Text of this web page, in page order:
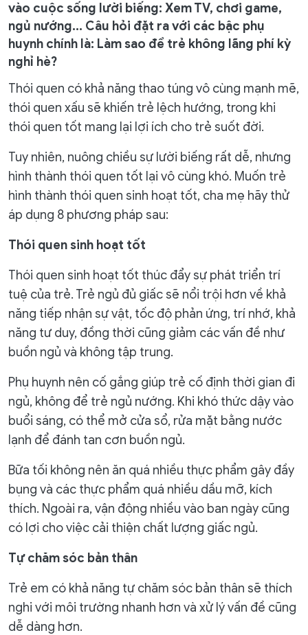
vào cuộc sống lười biếng: Xem TV, chơi game,
ngủ nướng... Câu hỏi đặt ra với các bậc phụ
huynh chính là: Làm sao để trẻ không lãng phí kỳ
nghỉ hè?
Thói quen có khả năng thao túng vô cùng mạnh mẽ,
thói quen xấu sẽ khiến trẻ lệch hướng, trong khi
thói quen tốt mang lại lợi ích cho trẻ suốt đời.
Tuy nhiên, nuông chiều sự lười biếng rất dễ, nhưng
hình thành thói quen tốt lại vô cùng khó. Muốn trẻ
hình thành thói quen sinh hoạt tốt, cha mẹ hãy thử
áp dụng 8 phương pháp sau:
Thói quen sinh hoạt tốt
Thói quen sinh hoạt tốt thúc đẩy sự phát triển trí
tuệ của trẻ. Trẻ ngủ đủ giấc sẽ nổi trội hơn về khả
năng tiếp nhận sự vật, tốc độ phản ứng, trí nhớ, khả
năng tư duy, đồng thời cũng giảm các vấn đề như
buồn ngủ và không tập trung.
Phụ huynh nên cố gắng giúp trẻ cố định thời gian đi
ngủ, không để trẻ ngủ nướng. Khi khó thức dậy vào
buổi sáng, có thể mở cửa sổ, rửa mặt bằng nước
lạnh để đánh tan cơn buồn ngủ.
Bữa tối không nên ăn quá nhiều thực phẩm gây đầy
bụng và các thực phẩm quá nhiều dầu mỡ, kích
thích. Ngoài ra, vận động nhiều vào ban ngày cũng
có lợi cho việc cải thiện chất lượng giấc ngủ.
Tự chăm sóc bản thân
Trẻ em có khả năng tự chăm sóc bản thân sẽ thích
nghi với môi trường nhanh hơn và xử lý vấn đề cũng
dễ dàng hơn.